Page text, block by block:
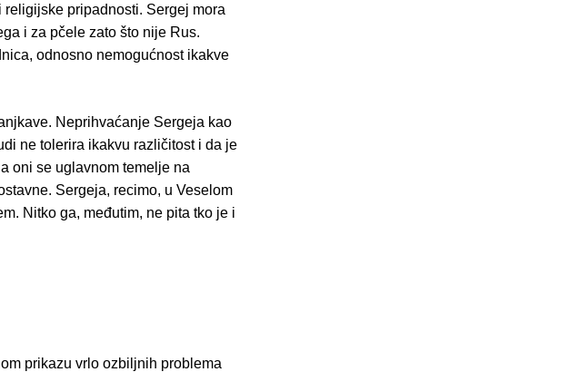
pripadnosti. Sergej mora
i za pčele zato što nije Rus.
odnosno nemogućnost ikakve
Neprihvaćanje Sergeja kao
ne tolerira ikakvu različitost i da je
oni se uglavnom temelje na
Sergeja, recimo, u Veselom
Nitko ga, međutim, ne pita tko je i
prikazu vrlo ozbiljnih problema